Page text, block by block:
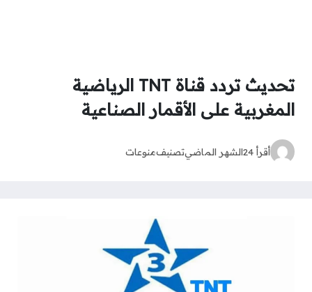
تحديث تردد قناة TNT الرياضية
المغربية على الأقمار الصناعية
أقرأ 24 الشهر الماضيتصنيفمنوعات